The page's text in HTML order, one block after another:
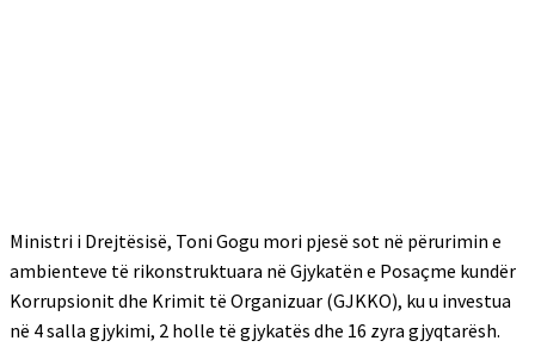
Ministri i Drejtësisë, Toni Gogu mori pjesë sot në përurimin e
ambienteve të rikonstruktuara në Gjykatën e Posaçme kundër
Korrupsionit dhe Krimit të Organizuar (GJKKO), ku u investua
në 4 salla gjykimi, 2 holle të gjykatës dhe 16 zyra gjyqtarësh.